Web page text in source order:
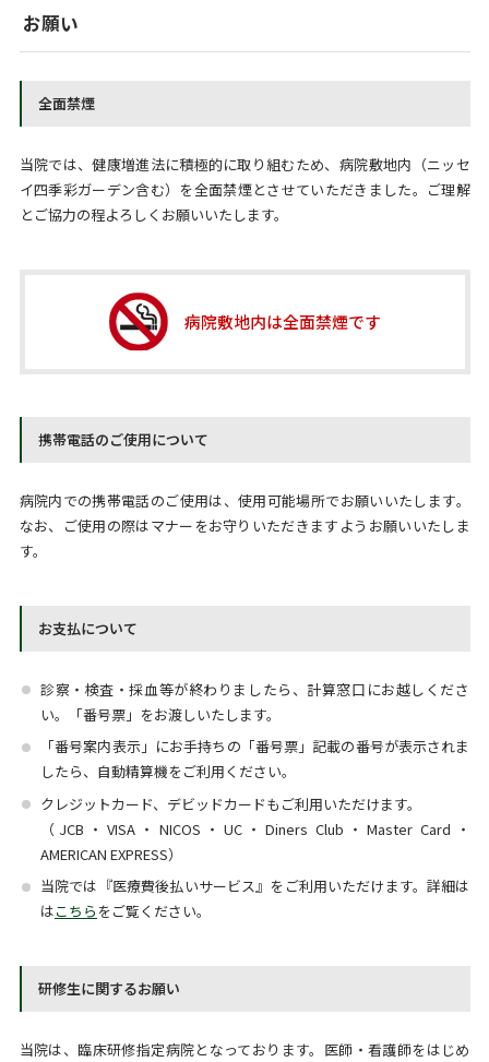
お願い
全面禁煙
当院では、健康増進法に積極的に取り組むため、病院敷地内（ニッセ
イ四季彩ガーデン含む） を全面禁煙とさせていただきました。ご理解
とご協力の程よろしくお願いいたします。
病院敷地内は全面禁煙です
携帯電話のご使用について
病院内での携帯電話のご使用は、使用可能場所でお願いいたします。
なお、ご使用の際はマナーをお守りいただきますようお願いいたしま
す。
お支払について
診察・検査・採血等が終わりましたら、計算窓口にお越しくださ
い。「番号票」をお渡しいたします。
「番号案内表示」にお手持ちの「番号票」記載の番号が表示されま
したら、自動精算機をご利用ください。
クレジットカード、デビッドカードもご利用いただけます。
（JCB・VISA・NICOS・UC・Diners Club・Master Card・
AMERICAN EXPRESS）
当院では『医療費後払いサービス』をご利用いただけます。詳細は
はこちら をご覧ください。
研修生に関するお願い
当院は、臨床研修指定病院となっております。医師・看護師をはじめ